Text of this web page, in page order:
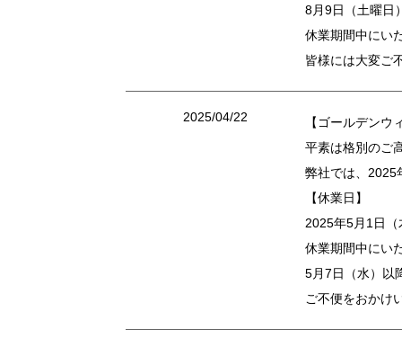
8月9日（土曜日
休業期間中にい
皆様には大変ご
2025/04/22
【ゴールデンウ
平素は格別のご
弊社では、2025
【休業日】
2025年5月1日
休業期間中にい
5月7日（水）以
ご不便をおかけ